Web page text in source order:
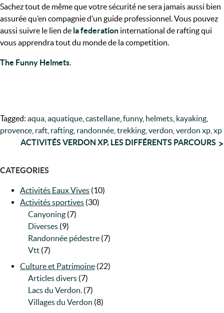
Sachez tout de même que votre sécurité ne sera jamais aussi bien
assurée qu’en compagnie d’un guide professionnel. Vous pouvez
aussi suivre le lien de la federation international de rafting qui
vous apprendra tout du monde de la competition.
The Funny Helmets.
Tagged: aqua aquatique castellane funny, helmets kayaking
provence raft rafting randonnée trekking verdon verdon xp xp
NAVIGATION
L’ARTICLE
ACTIVITÉS VERDON XP, LES DIFFÉRENTS PARCOURS
CATEGORIES
Activités Eaux Vives (10)
Activités sportives (30)
Canyoning (7)
Diverses (9)
Randonnée pédestre (7)
Vtt (7)
Culture et Patrimoine (22)
Articles divers (7)
Lacs du Verdon. (7)
Villages du Verdon (8)